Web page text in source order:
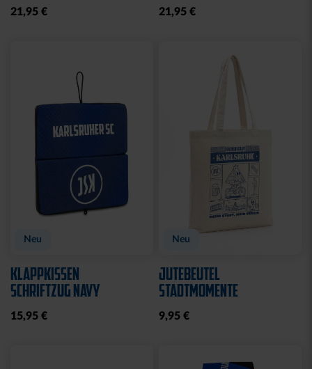
21,95 € 21,95 €
Neu
KLAPPKISSEN
SCHRIFTZUG NAVY
15,95 €
Neu
JUTEBEUTEL
STADTMOMENTE
9,95 €